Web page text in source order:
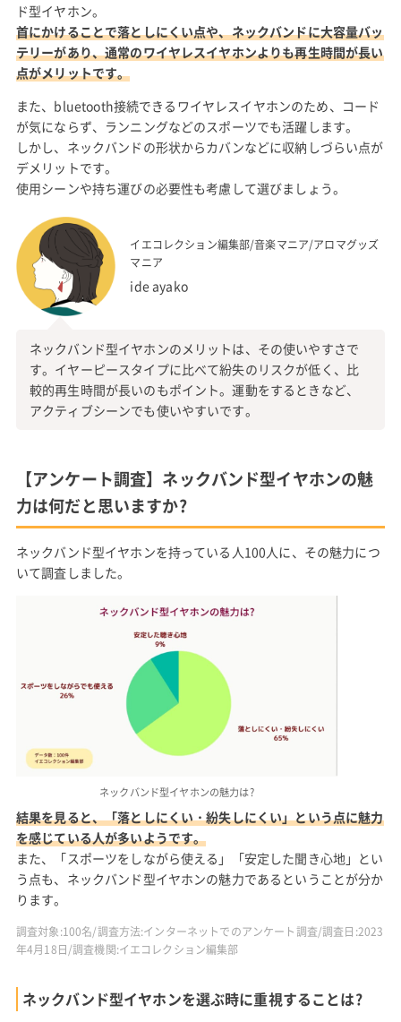
ド型イヤホン。
首にかけることで落としにくい点や、ネックバンドに大容量バッ
テリーがあり、通常のワイヤレスイヤホンよりも再生時間が長い
点がメリットです。
また、bluetooth接続できるワイヤレスイヤホンのため、コード
が気にならず、ランニングなどのスポーツでも活躍します。
しかし、ネックバンドの形状からカバンなどに収納しづらい点が
デメリットです。
使用シーンや持ち運びの必要性も考慮して選びましょう。
イエコレクション編集部/音楽マニア/アロマグッズ
マニア
ide ayako
ネックバンド型イヤホンのメリットは、その使いやすさで
す。イヤーピースタイプに比べて紛失のリスクが低く、比
較的再生時間が長いのもポイント。運動をするときなど、
アクティブシーンでも使いやすいです。
【アンケート調査】ネックバンド型イヤホンの魅
力は何だと思いますか?
ネックバンド型イヤホンを持っている人100人に、その魅力につ
いて調査しました。
ネックバンド型イヤホンの魅力は?
結果を見ると、「落としにくい・紛失しにくい」という点に魅力
を感じている人が多いようです。
また、「スポーツをしながら使える」「安定した聞き心地」とい
う点も、ネックバンド型イヤホンの魅力であるということが分か
ります。
調査対象:100名/調査方法:インターネットでのアンケート調査/調査日:2023
年4月18日/調査機関:イエコレクション編集部
ネックバンド型イヤホンを選ぶ時に重視することは?